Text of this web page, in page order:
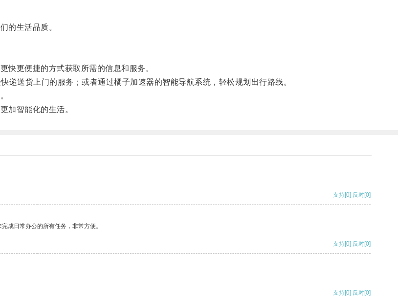
的生活品质。
更便捷的方式获取所需的信息和服务。
送货上门的服务；或者通过橘子加速器的智能导航系统，轻松规划出行路线。
智能化的生活。
支持[0] 反对[0]
成日常办公的所有任务，非常方便。
支持[0] 反对[0]
支持[0] 反对[0]